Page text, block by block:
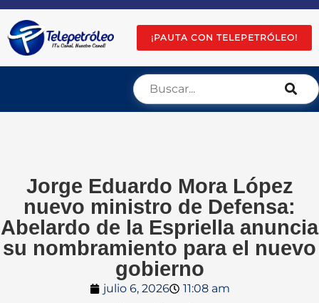
¡PAUTA CON TELEPETRÓLEO!
Jorge Eduardo Mora López
nuevo ministro de Defensa:
Abelardo de la Espriella anuncia
su nombramiento para el nuevo
gobierno
julio 6, 2026 11:08 am